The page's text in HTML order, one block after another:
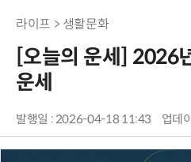
라이프 > 생활문화
[오늘의 운세] 2026
운세
발행일 : 2026-04-18 11:43 업데